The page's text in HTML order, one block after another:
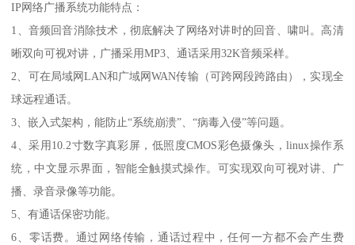
IP网络广播系统功能特点：
1、音频回音消除技术，彻底解决了网络对讲时的回音、啸叫。高清
晰双向可视对讲，广播采用MP3、通话采用32K音频采样。
2、可在局域网LAN和广域网WAN传输（可跨网段跨路由），实现全
球远程通话。
3、嵌入式架构，能防止“系统崩溃”、“病毒入侵”等问题。
4、采用10.2寸数字真彩屏，低照度CMOS彩色摄像头，linux操作系
统，中文显示界面，智能全触摸式操作。可实现双向可视对讲、广
播、录音录像等功能。
5、有通话保密功能。
6、零话费。通过网络传输，通话过程中，任何一方都不会产生费